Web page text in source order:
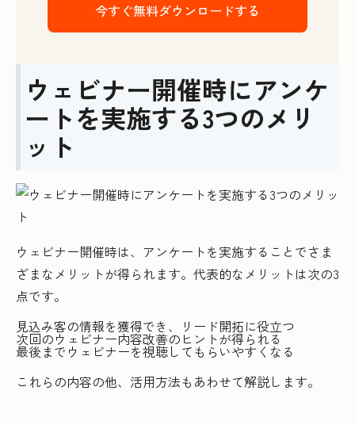
今すぐ無料ダウンロードする
ウェビナー開催時にアンケ
ートを実施する3つのメリ
ット
ウェビナー開催時は、アンケートを実施することでさま
ざまなメリットが得られます。代表的なメリットは次の3
点です。
見込み客の情報を獲得でき、リード開拓に役立つ
次回のウェビナー内容改善のヒントが得られる
最後までウェビナーを視聴してもらいやすくなる
これらの内容の他、活用方法もあわせて解説します。